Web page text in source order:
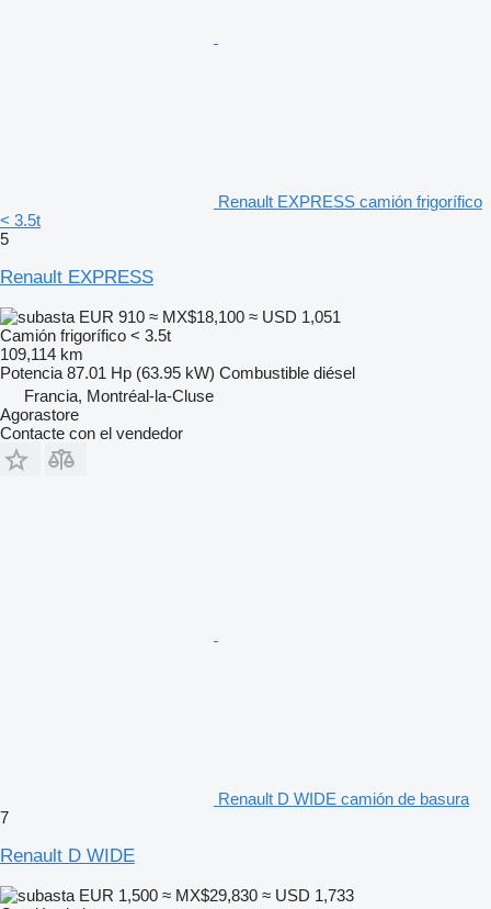
Renault EXPRESS camión frigorífico
< 3.5t
5
Renault EXPRESS
EUR 910 ≈ MX$18,100 ≈ USD 1,051
Camión frigorífico < 3.5t
109,114 km
Potencia 87.01 Hp (63.95 kW) Combustible diésel
Francia, Montréal-la-Cluse
Agorastore
Contacte con el vendedor
Renault D WIDE camión de basura
7
Renault D WIDE
EUR 1,500 ≈ MX$29,830 ≈ USD 1,733